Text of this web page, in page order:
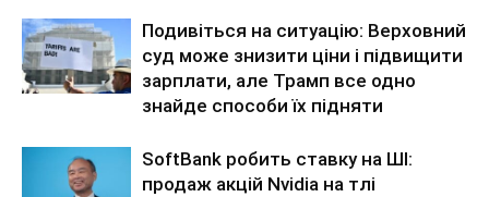
Подивіться на ситуацію: Верховний
суд може знизити ціни і підвищити
зарплати, але Трамп все одно
знайде способи їх підняти
SoftBank робить ставку на ШІ:
продаж акцій Nvidia на тлі